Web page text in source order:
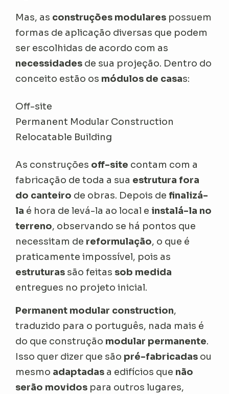
Mas, as construções modulares possuem
formas de aplicação diversas que podem
ser escolhidas de acordo com as
necessidades de sua projeção. Dentro do
conceito estão os módulos de casas:
Off-site
Permanent Modular Construction
Relocatable Building
As construções off-site contam com a
fabricação de toda a sua estrutura fora
do canteiro de obras. Depois definalizá-
la é hora de levá-la ao local e instalá-la no
terreno, observando se há pontos que
necessitam de reformulação, o que é
praticamente impossível, pois as
estruturas são feitas sob medida
entregues no projeto inicial.
Permanent modular construction,
traduzido para o português, nada mais é
do que construção modular permanente.
Isso quer dizer que são pré-fabricadas ou
mesmo adaptadas a edifícios que não
serão movidos para outros lugares,